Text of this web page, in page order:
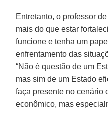
Entretanto, o professor
mais do que estar
funcione e tenha um
enfrentamento das
“Não é questão de um
mas sim de um Estado
faça presente no cenário
econômico, mas